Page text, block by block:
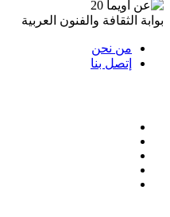
بوابة الثقافة والفنون العربية
من نحن
إتصل بنا